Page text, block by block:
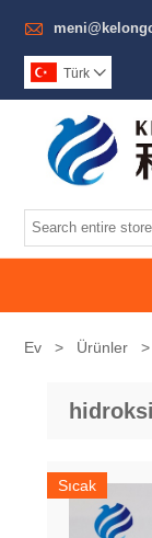

Türk 
Ev > Ürünler >
Sıcak